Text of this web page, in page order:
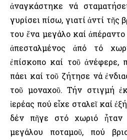
ἀναγκάστηκε νά
γυρίσει πίσω, γιατί ἀντί τῆς
του ἕνα μεγάλο καί
ἀπεσταλμένος ἀπό τό
ἐπίσκοπο καί τοῦ ἀνέφερε,
πάει καί τοῦ ζήτησε νά
τοῦ μοναχοῦ. Τήν στιγμή
ἱερέας πού εἶχε σταλεῖ καί
δέν πῆγε στό χωριό ἦταν
μεγάλου ποταμοῦ, πού